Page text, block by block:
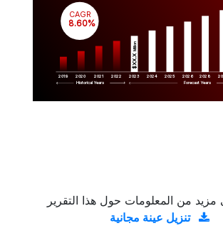
2019 2020 2021 2022 2023 2024 2025 2026 2028
$XX.X
Million
CAGR
8.60%
Historical Years Forecast Years
من المعلومات حول هذا التقرير
تنزيل عينة مجانية